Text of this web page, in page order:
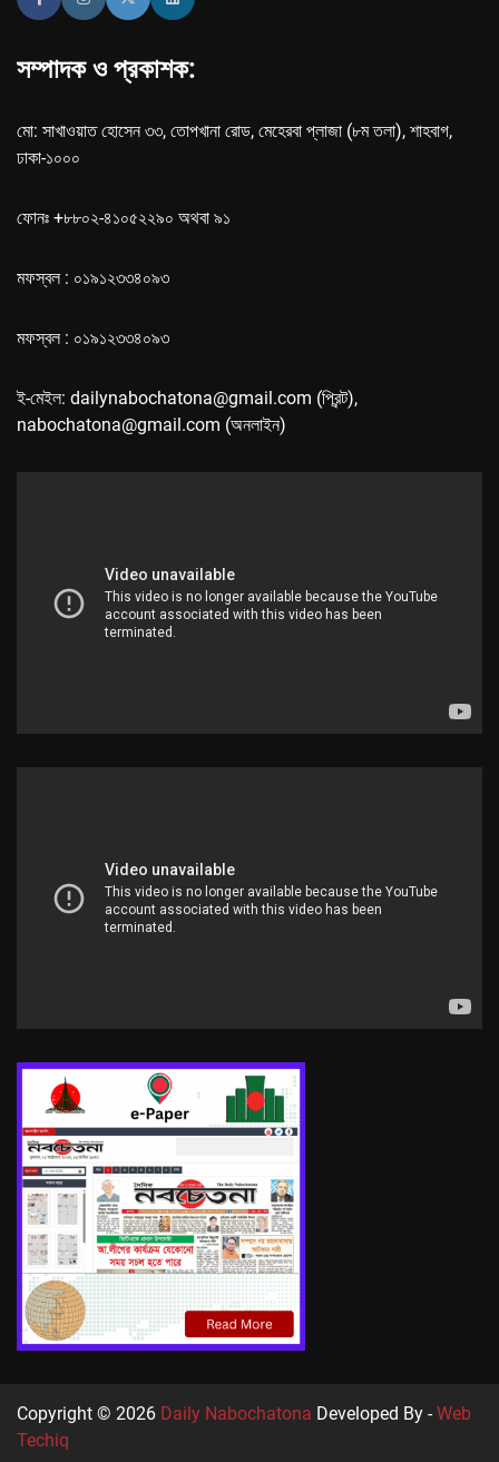
সম্পাদক ও প্রকাশক:
মো: সাখাওয়াত হোসেন ৩৩, তোপখানা রোড, মেহেরবা প্লাজা (৮ম তলা), শাহবাগ,
ঢাকা-১০০০
ফোনঃ +৮৮০২-৪১০৫২২৯০ অথবা ৯১
মফস্বল : ০১৯১২৩৩৪০৯৩
মফস্বল : ০১৯১২৩৩৪০৯৩
ই-মেইল: dailynabochatona@gmail.com (প্রিন্ট),
nabochatona@gmail.com (অনলাইন)
Copyright © 2026 Daily Nabochatona Developed By -Web
Techiq